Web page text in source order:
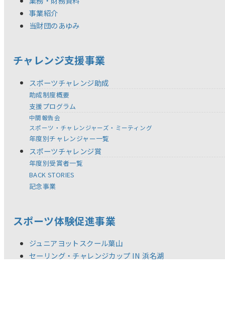
事業紹介
当財団のあゆみ
チャレンジ支援事業
スポーツチャレンジ助成
助成制度概要
支援プログラム
中間報告会
スポーツ・チャレンジャーズ・ミーティング
年度別チャレンジャー一覧
スポーツチャレンジ賞
年度別受賞者一覧
BACK STORIES
記念事業
スポーツ体験促進事業
ジュニアヨットスクール葉山
セーリング・チャレンジカップ IN 浜名湖